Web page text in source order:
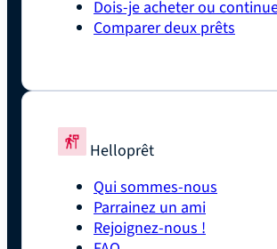
Dois-je acheter ou
Comparer deux prêts
Helloprêt
Qui sommes-nous
Parrainez un ami
Rejoignez-nous !